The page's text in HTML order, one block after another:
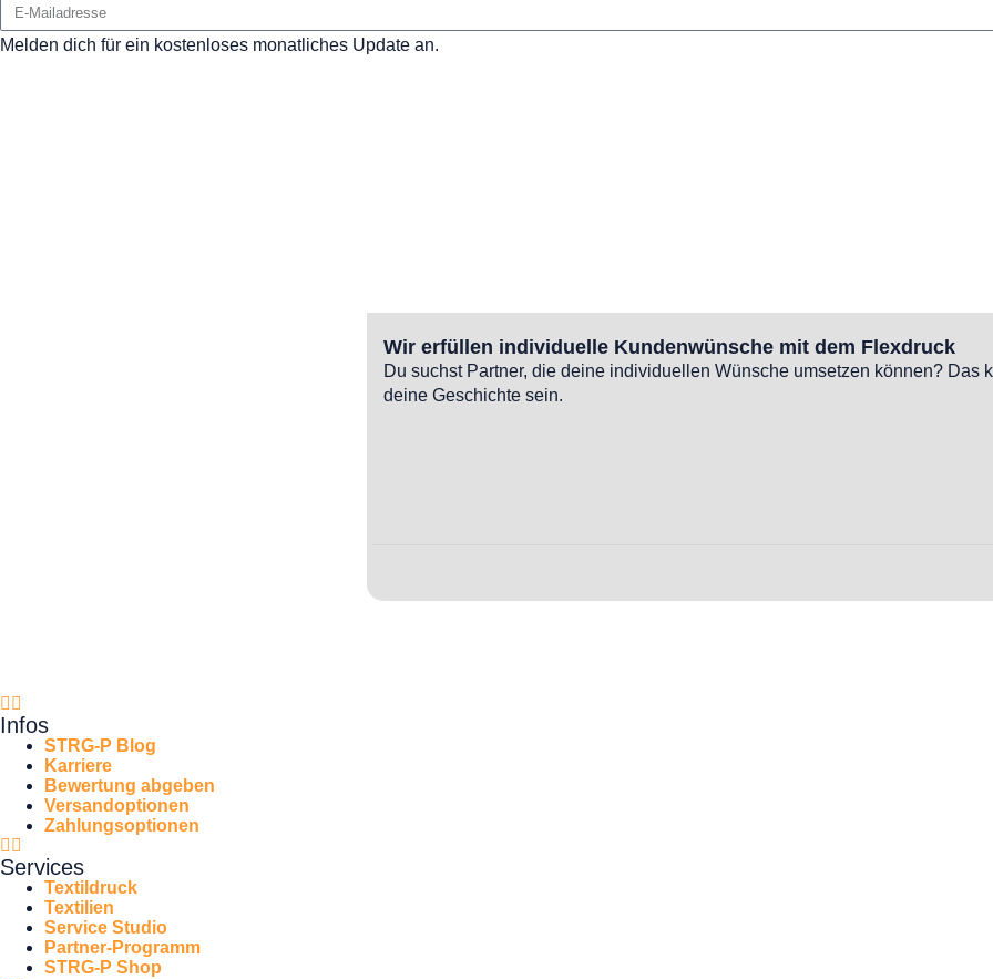
Melden dich für ein kostenloses monatliches Update an.
Wir erfüllen individuelle Kundenwünsche mit dem Flexdruck
Du suchst Partner, die deine individuellen Wünsche umsetzen können? Das
deine Geschichte sein.
Infos
STRG-P Blog
Karriere
Bewertung abgeben
Versandoptionen
Zahlungsoptionen
Services
Textildruck
Textilien
Service Studio
Partner-Programm
STRG-P Shop